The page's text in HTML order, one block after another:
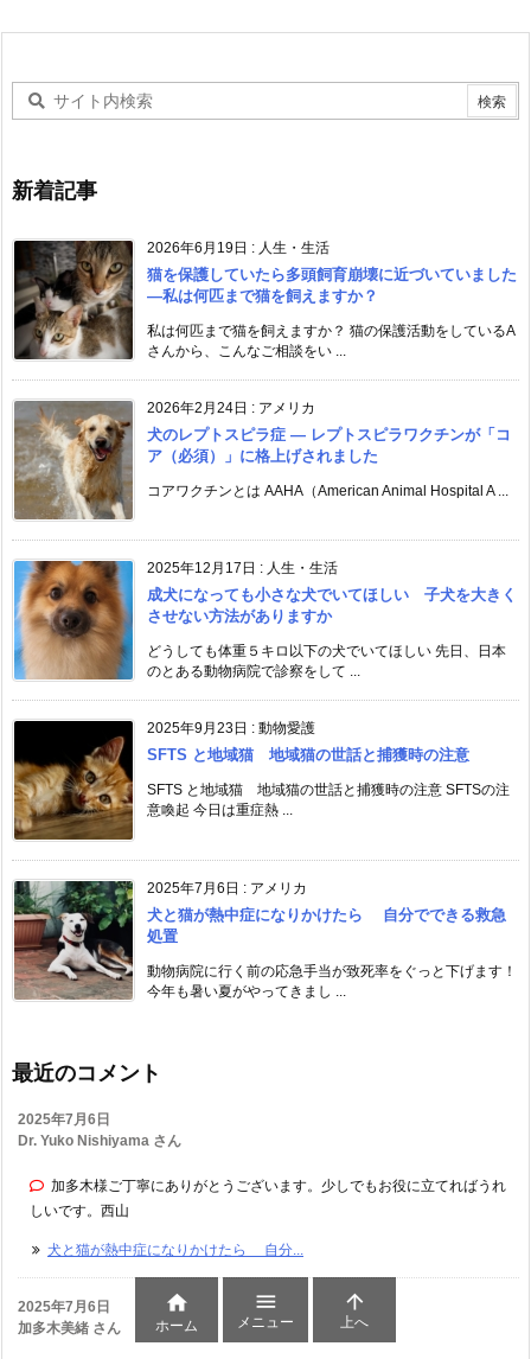
新着記事
2026年6月19日 : 人生・生活
猫を保護していたら多頭飼育崩壊に近づいていました
―私は何匹まで猫を飼えますか？
私は何匹まで猫を飼えますか？ 猫の保護活動をしているA
さんから、こんなご相談をい ...
2026年2月24日 : アメリカ
犬のレプトスピラ症 ― レプトスピラワクチンが「コ
ア（必須）」に格上げされました
コアワクチンとは AAHA（American Animal Hospital A ...
2025年12月17日 : 人生・生活
成犬になっても小さな犬でいてほしい 子犬を大きく
させない方法がありますか
どうしても体重５キロ以下の犬でいてほしい 先日、日本
のとある動物病院で診察をして ...
2025年9月23日 : 動物愛護
SFTS と地域猫 地域猫の世話と捕獲時の注意
SFTS と地域猫 地域猫の世話と捕獲時の注意 SFTSの注
意喚起 今日は重症熱 ...
2025年7月6日 : アメリカ
犬と猫が熱中症になりかけたら 自分でできる救急
処置
動物病院に行く前の応急手当が致死率をぐっと下げます！
今年も暑い夏がやってきまし ...
最近のコメント
2025年7月6日
Dr. Yuko Nishiyama さん
加多木様ご丁寧にありがとうございます。少しでもお役に立てればうれ
しいです。西山
犬と猫が熱中症になりかけたら 自分...
2025年7月6日
加多木美緒 さん

ホーム

メニュー

上へ